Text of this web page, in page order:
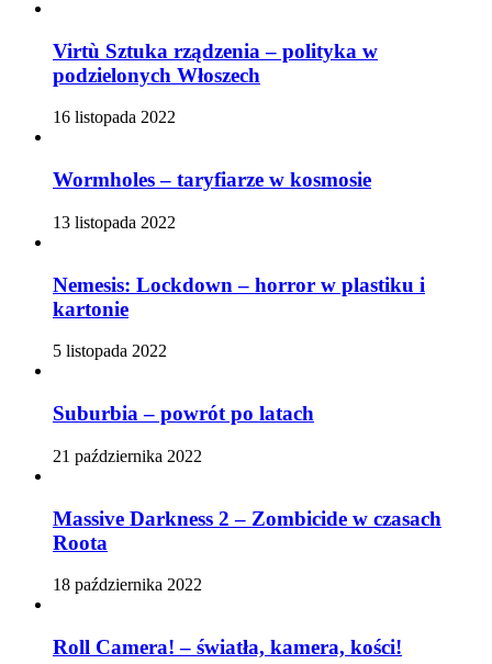
Virtù Sztuka rządzenia – polityka w
podzielonych Włoszech
16 listopada 2022
Wormholes – taryfiarze w kosmosie
13 listopada 2022
Nemesis: Lockdown – horror w plastiku i
kartonie
5 listopada 2022
Suburbia – powrót po latach
21 października 2022
Massive Darkness 2 – Zombicide w czasach
Roota
18 października 2022
Roll Camera! – światła, kamera, kości!